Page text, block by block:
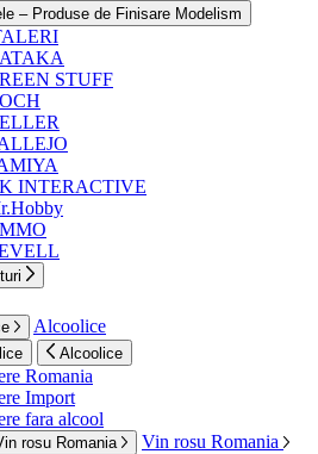
– Produse de Finisare Modelism
STUFF
INTERACTIVE
Alcoolice
Alcoolice
Romania
Import
fara alcool
rosu Romania Vin rosu Romania